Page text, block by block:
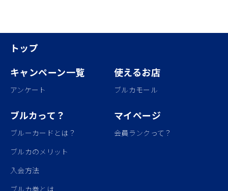
トップ
キャンペーン一覧
アンケート
使えるお店
ブルカモール
ブルカって？
ブルーカードとは？
ブルカのメリット
入会方法
マイページ
会員ランクって？